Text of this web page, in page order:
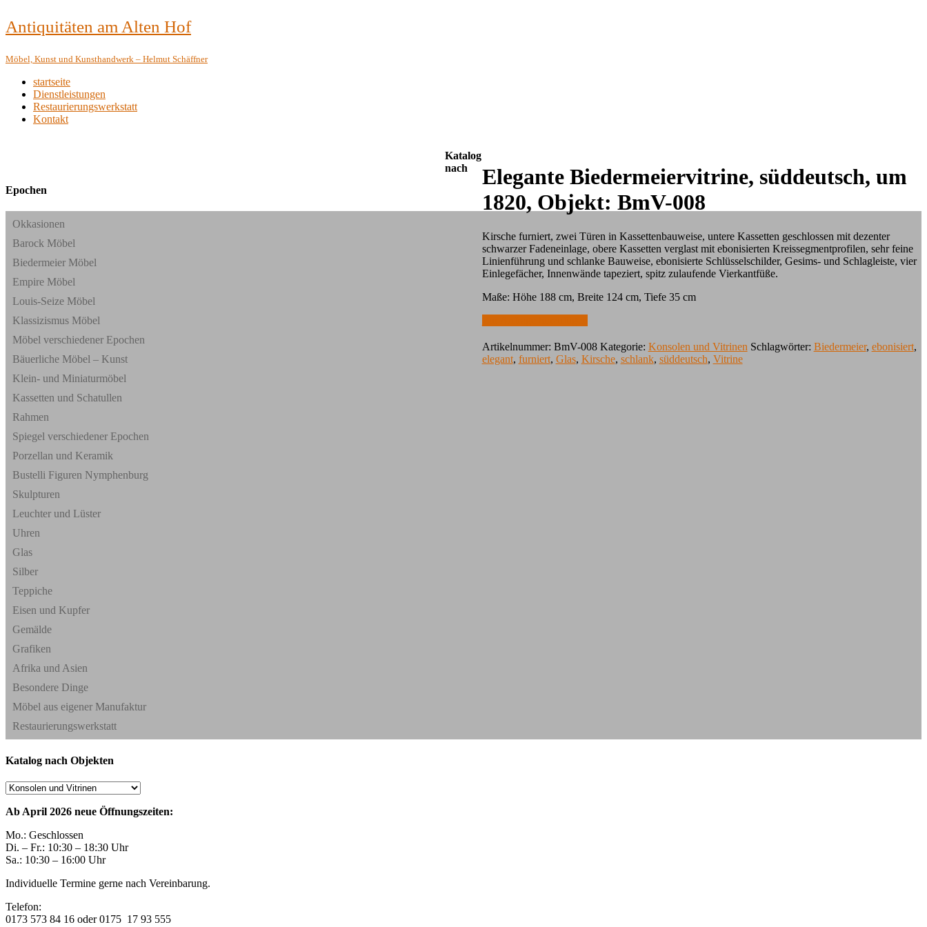
Antiquitäten am Alten Hof
Möbel, Kunst und Kunsthandwerk – Helmut Schäffner
startseite
Dienstleistungen
Restaurierungswerkstatt
Kontakt
Elegante Biedermeiervitrine, süddeutsch, um
1820, Objekt: BmV-008
Kirsche furniert, zwei Türen in Kassettenbauweise, untere Kassetten geschlossen mit dezenter
schwarzer Fadeneinlage, obere Kassetten verglast mit ebonisierten Kreissegmentprofilen, sehr feine
Linienführung und schlanke Bauweise, ebonisierte Schlüsselschilder, Gesims- und Schlagleiste, vier
Einlegefächer, Innenwände tapeziert, spitz zulaufende Vierkantfüße.
Maße: Höhe 188 cm, Breite 124 cm, Tiefe 35 cm
Artikelnummer: BmV-008 Kategorie: Konsolen und Vitrinen Schlagwörter: Biedermeier, ebonisiert,
elegant, furniert, Glas, Kirsche, schlank, süddeutsch, Vitrine
Katalog
nach
Epochen
Okkasionen
Barock Möbel
Biedermeier Möbel
Empire Möbel
Louis-Seize Möbel
Klassizismus Möbel
Möbel verschiedener Epochen
Bäuerliche Möbel – Kunst
Klein- und Miniaturmöbel
Kassetten und Schatullen
Rahmen
Spiegel verschiedener Epochen
Porzellan und Keramik
Bustelli Figuren Nymphenburg
Skulpturen
Leuchter und Lüster
Uhren
Glas
Silber
Teppiche
Eisen und Kupfer
Gemälde
Grafiken
Afrika und Asien
Besondere Dinge
Möbel aus eigener Manufaktur
Restaurierungswerkstatt
Katalog nach Objekten
Ab April 2026 neue Öffnungszeiten:
Mo.: Geschlossen
Di. – Fr.: 10:30 – 18:30 Uhr
Sa.: 10:30 – 16:00 Uhr
Individuelle Termine gerne nach Vereinbarung.
Telefon:
0173 573 84 16 oder 0175 17 93 555